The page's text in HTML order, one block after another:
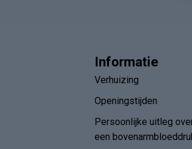
Informatie
Verhuizing
Openingstijden
Persoonlijke uitleg
een